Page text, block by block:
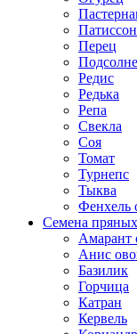
Патиссон
Перец
Редис
Редька
Репа
Свекла
Соя
Томат
Турнепс
Тыква
Фенхель
Семена
Амарант
Анис
Базилик
Горчица
Катран
Кервель